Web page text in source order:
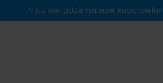
AI już wie, gdzie najlepiej kupić